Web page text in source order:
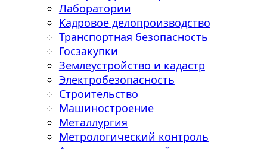
Лаборатории
Кадровое делопроизводство
Транспортная безопасность
Госзакупки
Землеустройство и кадастр
Электробезопасность
Строительство
Машиностроение
Металлургия
Метрологический контроль